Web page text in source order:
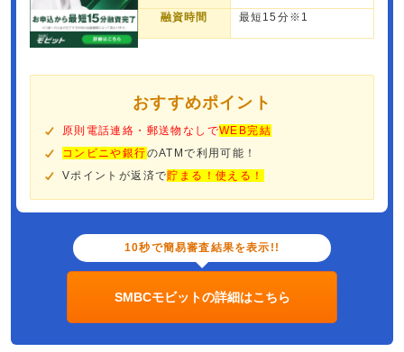
融資時間 最短15分※1
おすすめポイント
原則電話連絡・郵送物なしでWEB完結
コンビニや銀行のATMで利用可能！
Vポイントが返済で貯まる！使える！
10秒で簡易審査結果を表示!!
SMBCモビットの詳細はこちら